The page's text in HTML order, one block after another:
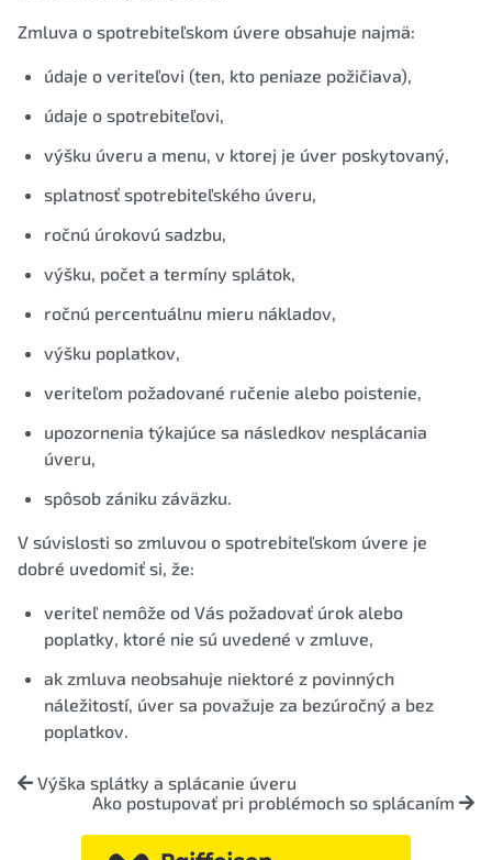
Zmluva o spotrebiteľskom úvere obsahuje najmä:
údaje o veriteľovi (ten, kto peniaze požičiava),
údaje o spotrebiteľovi,
výšku úveru a menu, v ktorej je úver poskytovaný,
splatnosť spotrebiteľského úveru,
ročnú úrokovú sadzbu,
výšku, počet a termíny splátok,
ročnú percentuálnu mieru nákladov,
výšku poplatkov,
veriteľom požadované ručenie alebo poistenie,
upozornenia týkajúce sa následkov nesplácania
úveru,
spôsob zániku záväzku.
V súvislosti so zmluvou o spotrebiteľskom úvere je
dobré uvedomiť si, že:
veriteľ nemôže od Vás požadovať úrok alebo
poplatky, ktoré nie sú uvedené v zmluve,
ak zmluva neobsahuje niektoré z povinných
náležitostí, úver sa považuje za bezúročný a bez
poplatkov.
Výška splátky a splácanie úveru
Ako postupovať pri problémoch so splácaním